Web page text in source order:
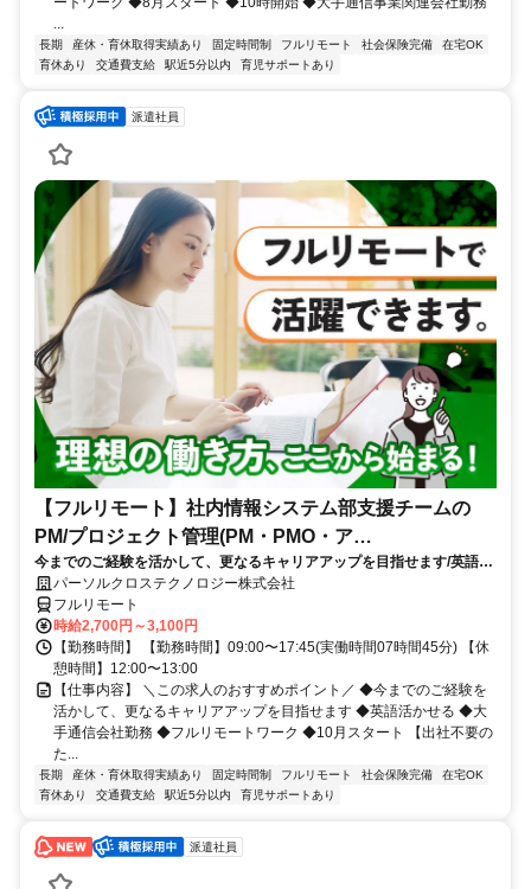
...
長期 産休・育休取得実績あり 固定時間制 フルリモート 社会保険完備
在宅OK
育休あり
交通費支給 駅近5分以内 育児サポートあり
派遣社員
【フルリモート】社内情報システム部支援チームの
PM/プロジェクト管理(PM・PMO・ア
シ)_N260774362
今までのご経験を活かして、更なるキャリアアップを目指せます/英語活
かせる/大手通信会社勤務/フルリモートワーク/10月スタート
パーソルクロステクノロジー株式会社
フルリモート
時給2,700円～3,100円
【勤務時間】 【勤務時間】09:00〜17:45(実働時間07時間45分) 【休
憩時間】12:00〜13:00
【仕事内容】 ＼この求人のおすすめポイント／ ◆今までのご経験を
活かして、更なるキャリアアップを目指せます ◆英語活かせる ◆大
手通信会社勤務 ◆フルリモートワーク ◆10月スタート 【出社不要の
た...
長期 産休・育休取得実績あり 固定時間制 フルリモート 社会保険完備
在宅OK
育休あり
交通費支給 駅近5分以内 育児サポートあり
派遣社員